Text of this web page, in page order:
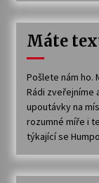
Máte
Pošlete nám ho.
Rádi zveřejníme
upoutávky na
rozumné míře i
týkající se